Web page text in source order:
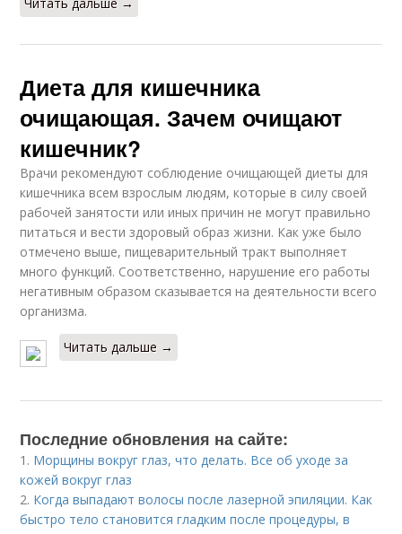
Диета для кишечника
очищающая. Зачем очищают
кишечник?
Врачи рекомендуют соблюдение очищающей диеты для
кишечника всем взрослым людям, которые в силу своей
рабочей занятости или иных причин не могут правильно
питаться и вести здоровый образ жизни. Как уже было
отмечено выше, пищеварительный тракт выполняет
много функций. Соответственно, нарушение его работы
негативным образом сказывается на деятельности всего
организма.
Читать дальше →
Последние обновления на сайте:
1. Морщины вокруг глаз, что делать. Все об уходе за
кожей вокруг глаз
2. Когда выпадают волосы после лазерной эпиляции. Как
быстро тело становится гладким после процедуры, в